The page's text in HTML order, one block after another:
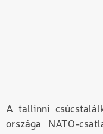
A tallinni
országa NATO-